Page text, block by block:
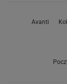
Avanti